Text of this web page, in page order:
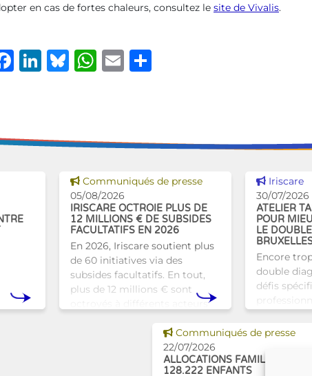
en cas de fortes chaleurs, consultez le site de Vivalis.
Facebook
LinkedIn
Bluesky
WhatsApp
Email
Voir cette news
Communiqués de presse
05/08/2026
IRISCARE OCTROIE PLUS DE
12 MILLIONS € DE SUBSIDES
FACULTATIFS EN 2026
En 2026, Iriscare soutient plus
de 60 initiatives via des
subsides facultatifs. En tout,
plus de 12 millions € sont
Voir cette
Iriscare
30/07/2026
ATELIER
POUR
LE
Encore
double
défis
Tam-Tam
dest
Voir cette news
Communiqués de presse
22/07/2026
ALLOCATIONS FAMILIALES :
128.222 ENFANTS